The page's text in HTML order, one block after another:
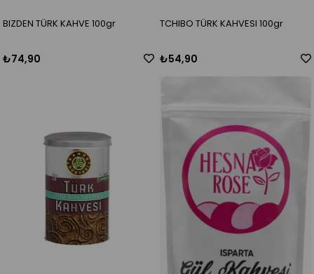
BIZDEN TÜRK KAHVE 100gr
₺74,90
TCHIBO TÜRK KAHVESI 100gr
₺54,90